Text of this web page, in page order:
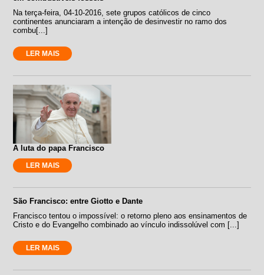
Na terça-feira, 04-10-2016, sete grupos católicos de cinco
continentes anunciaram a intenção de desinvestir no ramo dos
combu[...]
LER MAIS
A luta do papa Francisco
LER MAIS
São Francisco: entre Giotto e Dante
Francisco tentou o impossível: o retorno pleno aos ensinamentos de
Cristo e do Evangelho combinado ao vínculo indissolúvel com [...]
LER MAIS